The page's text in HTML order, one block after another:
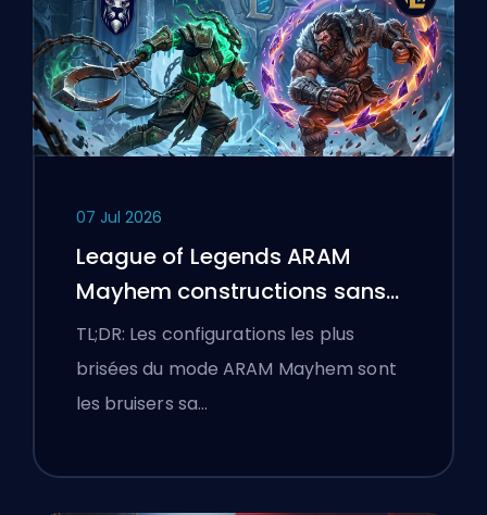
07 Jul 2026
League of Legends ARAM
Mayhem constructions sans
bottes
TL;DR: Les configurations les plus
brisées du mode ARAM Mayhem sont
les bruisers sa…